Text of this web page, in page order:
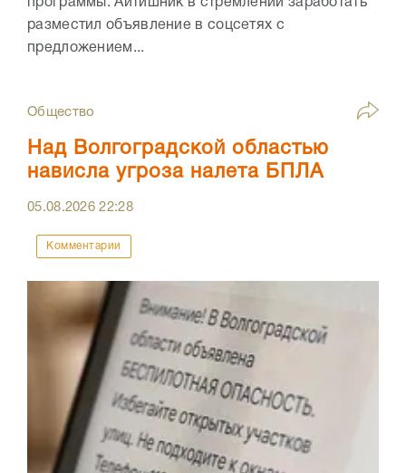
программы. Айтишник в стремлении заработать
разместил объявление в соцсетях с
предложением...
Общество
Над Волгоградской областью
нависла угроза налета БПЛА
05.08.202622:28
Комментарии